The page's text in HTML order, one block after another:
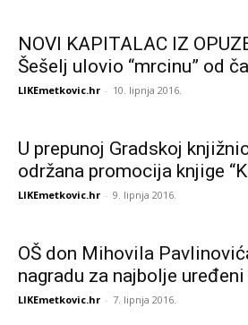
NOVI KAPITALAC IZ
Šešelj ulovio “mrcinu” od
LIKEmetkovic.hr - 10. lipnja 2016.
U prepunoj Gradskoj
održana promocija knjige
LIKEmetkovic.hr - 9. lipnja 2016.
OŠ don Mihovila
nagradu za najbolje
LIKEmetkovic.hr - 7. lipnja 2016.